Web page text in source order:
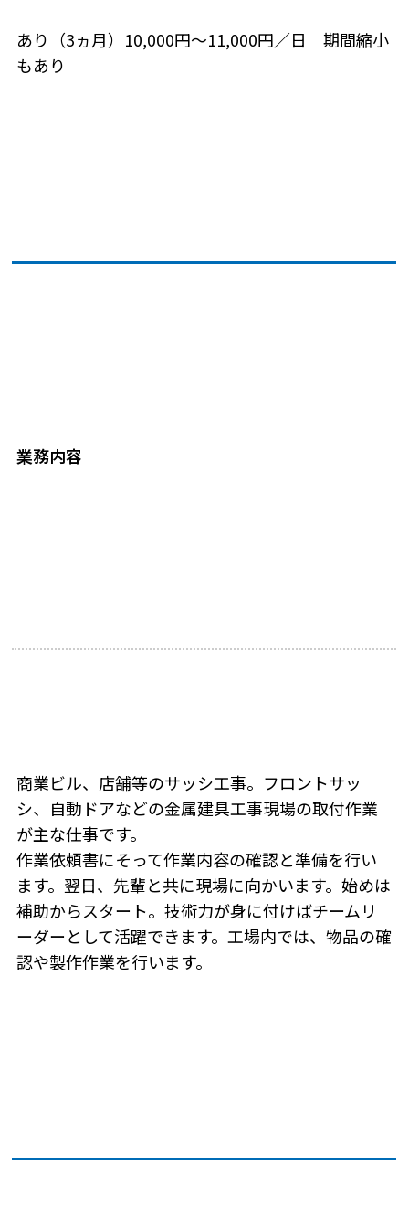
あり（3ヵ月）10,000円～11,000円／日 期間縮小
もあり
業務内容
商業ビル、店舗等のサッシ工事。フロントサッ
シ、自動ドアなどの金属建具工事現場の取付作業
が主な仕事です。
作業依頼書にそって作業内容の確認と準備を行い
ます。翌日、先輩と共に現場に向かいます。始めは
補助からスタート。技術力が身に付けばチームリ
ーダーとして活躍できます。工場内では、物品の確
認や製作作業を行います。